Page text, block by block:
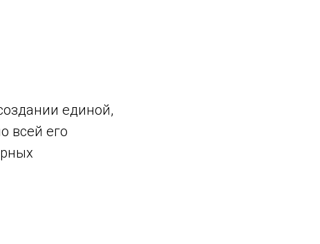
единой,
всей его